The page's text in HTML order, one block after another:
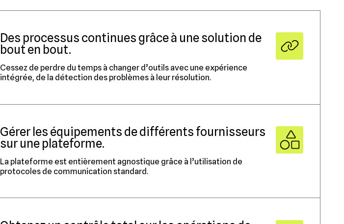
Des processus continues grâce à une solution de
bout en bout.
Cessez de perdre du temps à changer d’outils avec une expérience
intégrée, de la détection des problèmes à leur résolution.
Gérer les équipements de différents fournisseurs
sur une plateforme.
La plateforme est entièrement agnostique grâce à l’utilisation de
protocoles de communication standard.